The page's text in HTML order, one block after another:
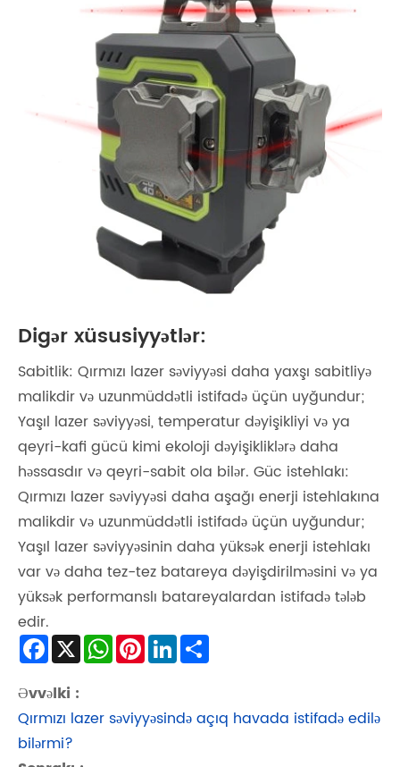
Digər xüsusiyyətlər:
Sabitlik: Qırmızı lazer səviyyəsi daha yaxşı sabitliyə
malikdir və uzunmüddətli istifadə üçün uyğundur;
Yaşıl lazer səviyyəsi, temperatur dəyişikliyi və ya
qeyri-kafi gücü kimi ekoloji dəyişikliklərə daha
həssasdır və qeyri-sabit ola bilər. Güc istehlakı:
Qırmızı lazer səviyyəsi daha aşağı enerji istehlakına
malikdir və uzunmüddətli istifadə üçün uyğundur;
Yaşıl lazer səviyyəsinin daha yüksək enerji istehlakı
var və daha tez-tez batareya dəyişdirilməsini və ya
yüksək performanslı batareyalardan istifadə tələb
edir.
Facebook
X WhatsApp
Pinterest
LinkedIn
Əvvəlki :
Qırmızı lazer səviyyəsində açıq havada istifadə edilə
bilərmi?